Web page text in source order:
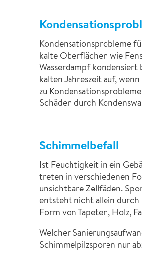
Kondensationsprobleme
kalte Oberflächen wie
Wasserdampf
kalten Jahreszeit auf,
zu
Schäden durch
Schimmelbefall
Ist Feuchtigkeit in ein
treten in verschiedenen
unsichtbare Zellfäden.
entsteht nicht allein durch
Form von Tapeten, Holz,
Welcher
Schimmelpilzsporen nur